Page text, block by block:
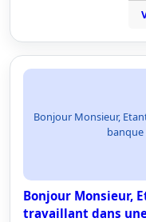
Bonjour Monsieur,
banque
Bonjour Monsieur,
travaillant dans